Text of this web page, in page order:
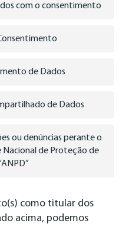
com o consentimento
de Dados
de Dados
ou denúncias perante o
de Proteção de
como titular dos
acima, podemos